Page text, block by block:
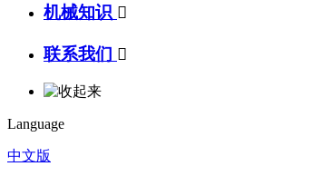
机械知识 
联系我们 
Language
中文版